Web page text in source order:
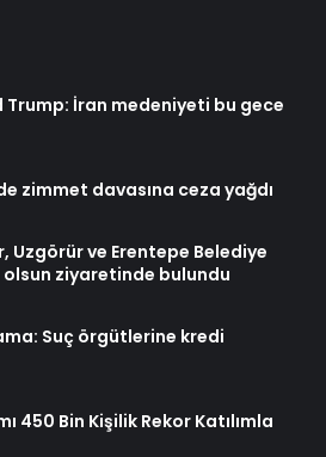
Trump: İran medeniyeti bu gece
zimmet davasına ceza yağdı
Uzgörür ve Erentepe Belediye
olsun ziyaretinde bulundu
Suç örgütlerine kredi
450 Bin Kişilik Rekor Katılımla